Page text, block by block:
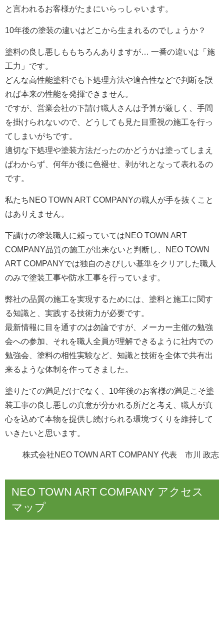
と言われるお客様がたまにいらっしゃいます。
10年後の塗装の違いはどこから生まれるのでしょうか？
塗料の良し悪しももちろんありますが… 一番の違いは「施
工力」です。
どんな高性能塗料でも下処理方法や適合性などで判断を誤
れば本来の性能を発揮できません。
ですが、営業会社の下請け職人さんは予算が厳しく、手間
を掛けられないので、どうしても見た目重視の施工を行っ
てしまいがちです。
適切な下処理や塗装方法だったのかどうかは塗ってしまえ
ばわからず、何年か後に色褪せ、剥がれとなって表れるの
です。
私たち NEO TOWN ART COMPANYの職人が手を抜くこと
はありえません。
下請けの塗装職人に頼っていてはNEO TOWN ART
COMPANY品質の施工が出来ないと判断し、
NEO TOWN
ART COMPANYでは独自のきびしい基準をクリアした職人
のみで塗装工事や防水工事を行っています。
弊社の品質の施工を実現するためには、塗料と施工に関す
る知識と、実践する技術力が必要です。
最新情報に目を通すのは勿論ですが、メーカー主催の勉強
会への参加、それを職人全員が理解できるように社内での
勉強会、塗料の相性実験など、知識と技術を全体で共有出
来るような体制を作ってきました。
塗りたての満足だけでなく、10年後のお客様の満足こそ塗
装工事の良し悪しの真意が分かれる所だと考え、職人が真
心を込めて本物を提供し続けられる環境づくりを維持して
いきたいと思います。
株式会社NEO TOWN ART COMPANY 代表 市川 政志
NEO TOWN ART COMPANY アクセス
マップ